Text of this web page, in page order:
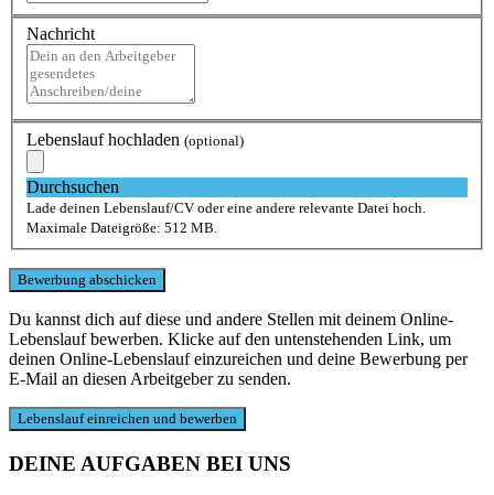
Nachricht
Lebenslauf hochladen (optional)
Durchsuchen
Lade deinen Lebenslauf/CV oder eine andere relevante Datei hoch.
Maximale Dateigröße: 512 MB.
Du kannst dich auf diese und andere Stellen mit deinem Online-
Lebenslauf bewerben. Klicke auf den untenstehenden Link, um
deinen Online-Lebenslauf einzureichen und deine Bewerbung per
E-Mail an diesen Arbeitgeber zu senden.
DEINE AUFGABEN BEI UNS